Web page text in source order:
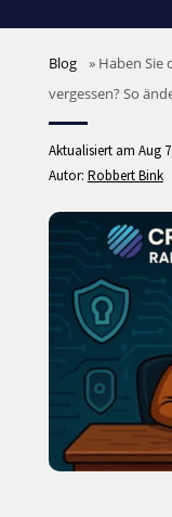
Blog » Haben Sie
vergessen? So
Aktualisiert am Aug
Autor: Robbert Bink